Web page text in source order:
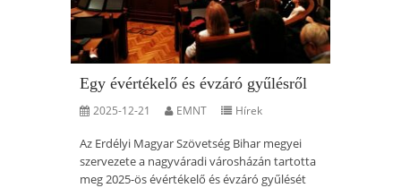
Egy évértékelő és évzáró gyűlésről
2025-12-21 EMNT Hírek
Az Erdélyi Magyar Szövetség Bihar megyei
szervezete a nagyváradi városházán tartotta
meg 2025-ös évértékelő és évzáró gyűlését